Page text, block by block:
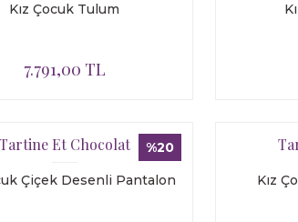
Kız Çocuk Tulum
7.791,00 TL
%20
Et Chocolat
Çiçek Desenli Pantalon Kız